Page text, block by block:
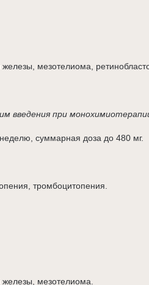
мезотелиома,
введения при
суммарная доза до 480 мг.
тромбоцитопения.
мезотелиома.